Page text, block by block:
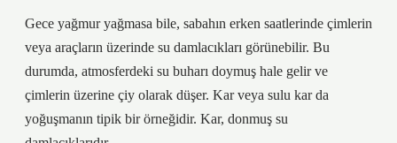
Gece yağmur yağmasa bile, sabahın erken saatlerinde çimlerin
veya araçların üzerinde su damlacıkları görünebilir. Bu
durumda, atmosferdeki su buharı doymuş hale gelir ve
çimlerin üzerine çiy olarak düşer. Kar veya sulu kar da
yoğuşmanın tipik bir örneğidir. Kar, donmuş su